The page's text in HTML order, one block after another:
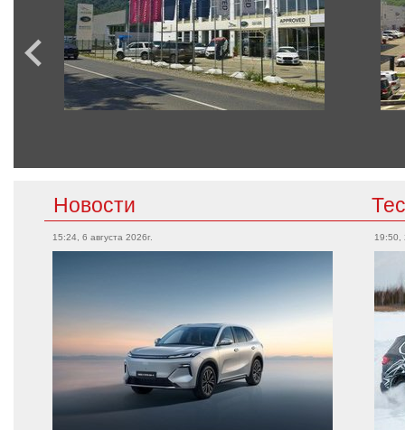
Новости
15:24, 6 августа 2026г. 19:50,